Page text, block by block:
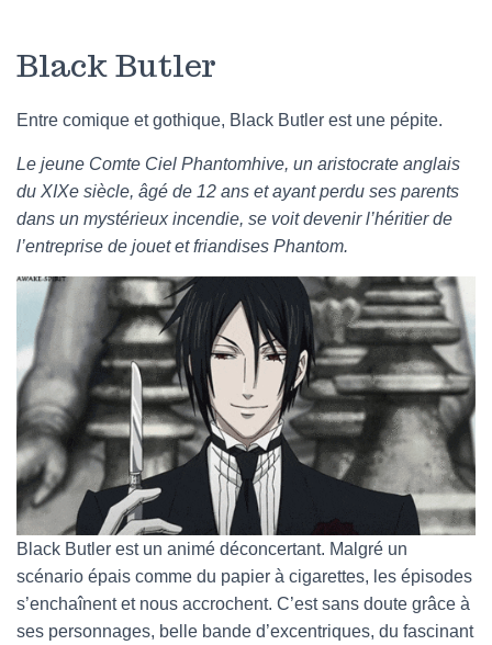
Black Butler
Entre comique et gothique, Black Butler est une pépite.
Le jeune Comte Ciel Phantomhive, un aristocrate anglais
du XIXe siècle, âgé de 12 ans et ayant perdu ses parents
dans un mystérieux incendie, se voit devenir l’héritier de
l’entreprise de jouet et friandises Phantom.
Black Butler est un animé déconcertant. Malgré un
scénario épais comme du papier à cigarettes, les épisodes
s’enchaînent et nous accrochent. C’est sans doute grâce à
ses personnages, belle bande d’excentriques, du fascinant